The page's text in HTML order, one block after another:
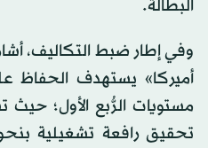
البطالة.
وفي إطار ضبط التكاليف،
أميركا» يستهدف الحفاظ
مستويات الرُّبع الأول؛